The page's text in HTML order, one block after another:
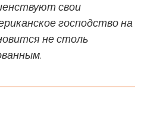
свои
господство на
не столь